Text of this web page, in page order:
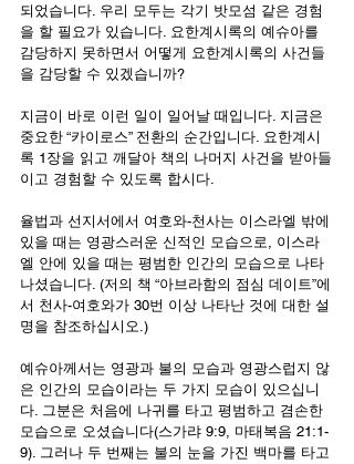
되었습니다. 우리 모두는 각기 밧모섬 같은 경험
을 할 필요가 있습니다. 요한계시록의 예슈아를
감당하지 못하면서 어떻게 요한계시록의 사건들
을 감당할 수 있겠습니까?
지금이 바로 이런 일이 일어날 때입니다. 지금은
중요한 “카이로스” 전환의 순간입니다. 요한계시
록 1장을 읽고 깨달아 책의 나머지 사건을 받아들
이고 경험할 수 있도록 합시다.
율법과 선지서에서 여호와-천사는 이스라엘 밖에
있을 때는 영광스러운 신적인 모습으로, 이스라
엘 안에 있을 때는 평범한 인간의 모습으로 나타
나셨습니다. (저의 책 “아브라함의 점심 데이트”에
서 천사-여호와가 30번 이상 나타난 것에 대한 설
명을 참조하십시오.)
예슈아께서는 영광과 불의 모습과 영광스럽지 않
은 인간의 모습이라는 두 가지 모습이 있으십니
다. 그분은 처음에 나귀를 타고 평범하고 겸손한
모습으로 오셨습니다(스가랴 9:9, 마태복음 21:1-
9). 그러나 두 번째는 불의 눈을 가진 백마를 타고